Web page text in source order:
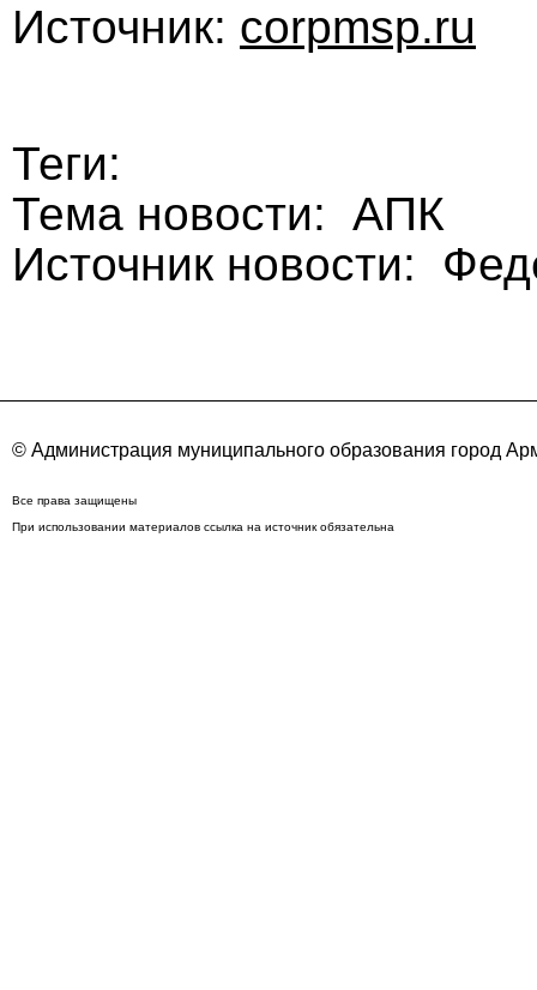
Источник: corpmsp.ru
Теги:
Тема новости: АПК
Источник новости:
© Администрация муниципального образования город
Все права защищены
При использовании материалов ссылка на источник обязательна